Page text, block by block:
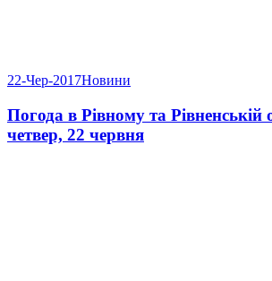
22-Чер-2017Новини
Погода в Рівному та Рівненській
четвер, 22 червня